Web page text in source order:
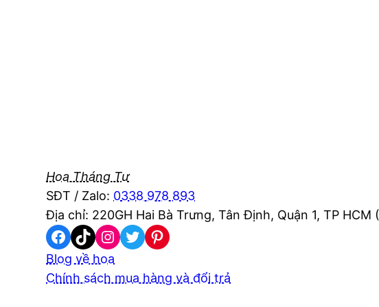
Hoa Tháng Tư
SĐT / Zalo: 0338 978 893
Địa chỉ: 220GH Hai Bà Trưng, Tân Định, Quận 1, TP HCM (
Facebook
TikTokInstagram
TwitterPinterest
Blog về hoa
Chính sách mua hàng và đổi trả